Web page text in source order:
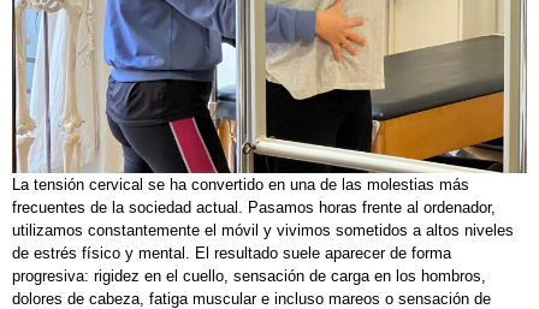
La tensión cervical se ha convertido en una de las molestias más
frecuentes de la sociedad actual. Pasamos horas frente al ordenador,
utilizamos constantemente el móvil y vivimos sometidos a altos niveles
de estrés físico y mental. El resultado suele aparecer de forma
progresiva: rigidez en el cuello, sensación de carga en los hombros,
dolores de cabeza, fatiga muscular e incluso mareos o sensación de